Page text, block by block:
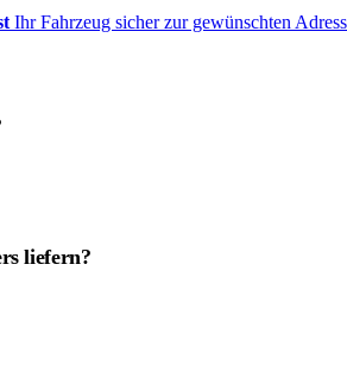
Ihr Fahrzeug sicher zur gewünschten
liefern?